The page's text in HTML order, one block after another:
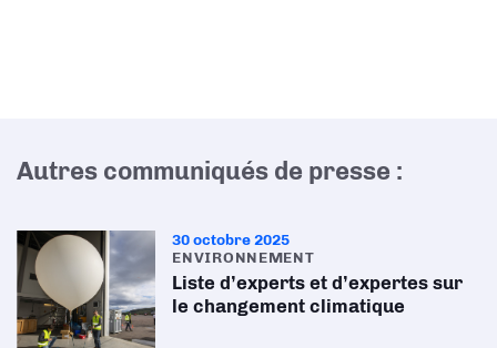
Autres communiqués de presse :
30 octobre 2025
ENVIRONNEMENT
Liste d’experts et d’expertes sur
le changement climatique